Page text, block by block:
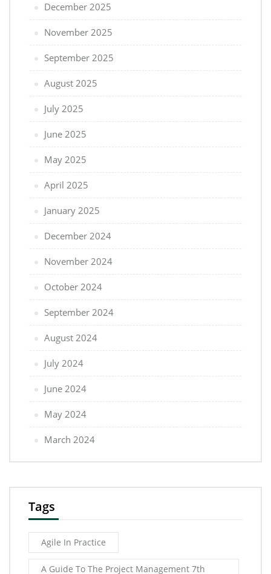
December 2025
November 2025
September 2025
August 2025
July 2025
June 2025
May 2025
April 2025
January 2025
December 2024
November 2024
October 2024
September 2024
August 2024
July 2024
June 2024
May 2024
March 2024
Tags
Agile In Practice
A Guide To The Project Management 7th